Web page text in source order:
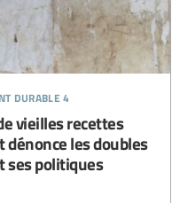
durable 4
vieilles recettes
les doubles
ses politiques